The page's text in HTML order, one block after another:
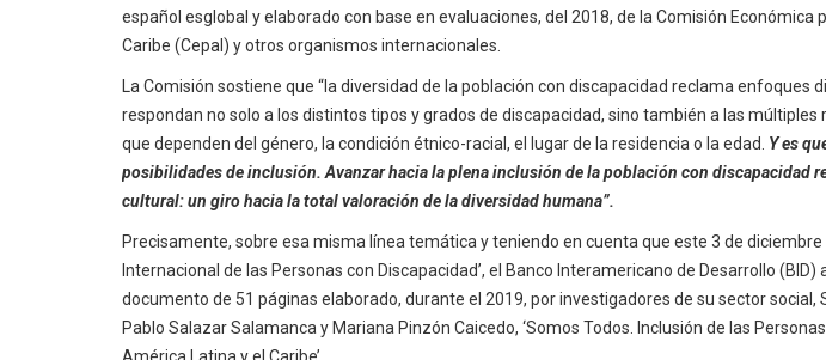
español esglobal y elaborado con base en evaluaciones, del 2018, de la Comisión Económica
Caribe (Cepal) y otros organismos internacionales.
La Comisión sostiene que “la diversidad de la población con discapacidad reclama enfoques
respondan no solo a los distintos tipos y grados de discapacidad, sino también a las múltiples
que dependen del género, la condición étnico-racial, el lugar de la residencia o la edad. Y es
posibilidades de inclusión. Avanzar hacia la plena inclusión de la población con discapacidad
cultural: un giro hacia la total valoración de la diversidad humana”.
Precisamente, sobre esa misma línea temática y teniendo en cuenta que este 3 de diciembre
Internacional de las Personas con Discapacidad’, el Banco Interamericano de Desarrollo (BID)
documento de 51 páginas elaborado, durante el 2019, por investigadores de su sector social,
Pablo Salazar Salamanca y Mariana Pinzón Caicedo, ‘Somos Todos. Inclusión de las